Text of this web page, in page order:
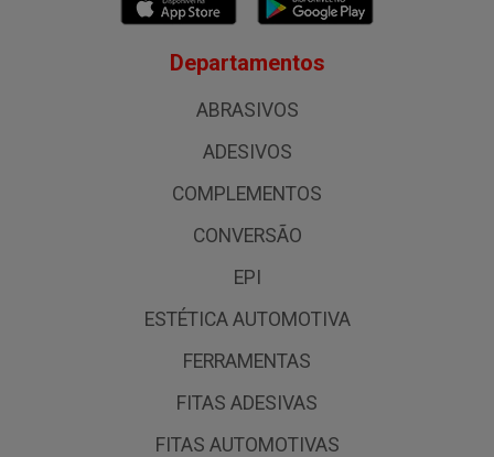
Departamentos
ABRASIVOS
ADESIVOS
COMPLEMENTOS
CONVERSÃO
EPI
ESTÉTICA AUTOMOTIVA
FERRAMENTAS
FITAS ADESIVAS
FITAS AUTOMOTIVAS